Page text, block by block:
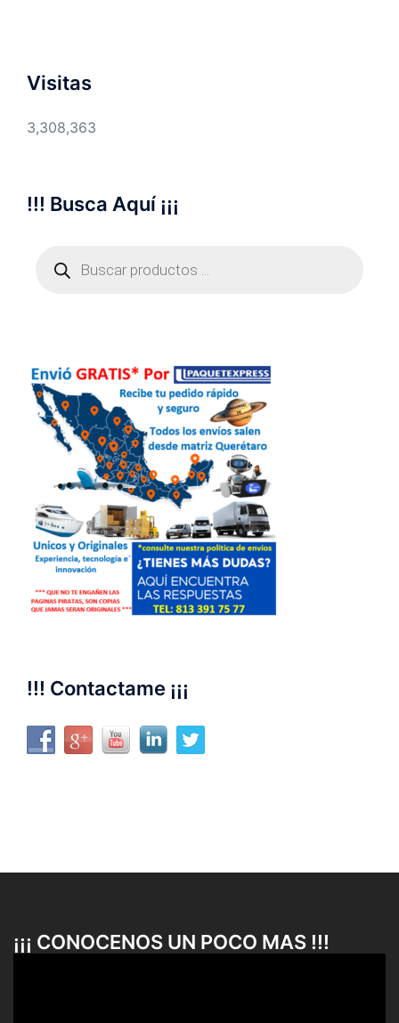
Visitas
3,308,363
!!! Busca Aquí ¡¡¡
productos
!!! Contactame ¡¡¡
¡¡¡ CONOCENOS UN POCO MAS !!!